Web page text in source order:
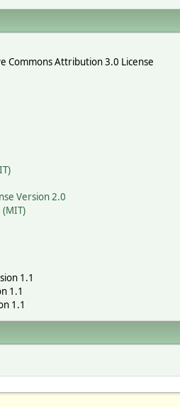
Commons Attribution 3.0 License
Version 2.0
(MIT)
1.1
1.1
1.1